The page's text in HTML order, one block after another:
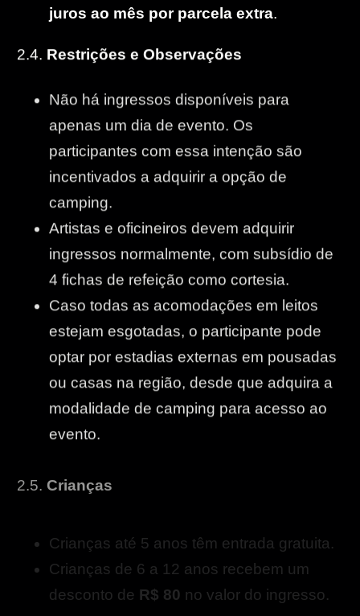
juros ao mês por parcela extra.
2.4. Restrições e Observações
Não há ingressos disponíveis para
apenas um dia de evento. Os
participantes com essa intenção são
incentivados a adquirir a opção de
camping.
Artistas e oficineiros devem adquirir
ingressos normalmente, com subsídio de
4 fichas de refeição como cortesia.
Caso todas as acomodações em leitos
estejam esgotadas, o participante pode
optar por estadias externas em pousadas
ou casas na região, desde que adquira a
modalidade de camping para acesso ao
evento.
Crianças de 6 a 12 anos recebem um
desconto deR$ 80 no valor do ingresso.
Estadias Adicionais